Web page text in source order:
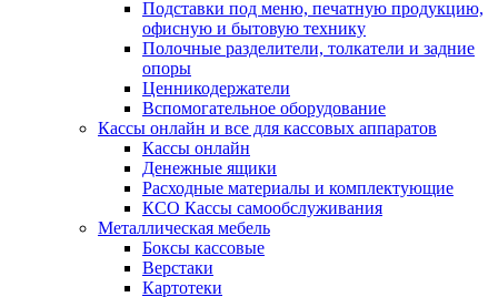
Подставки под меню, печатную продукцию,
офисную и бытовую технику
Полочные разделители, толкатели и задние
опоры
Ценникодержатели
Вспомогательное оборудование
Кассы онлайн и все для кассовых аппаратов
Кассы онлайн
Денежные ящики
Расходные материалы и комплектующие
КСО Кассы самообслуживания
Металлическая мебель
Боксы кассовые
Верстаки
Картотеки